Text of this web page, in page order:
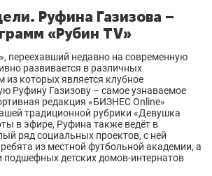
Руфина Газизова –
«Рубин TV»
переехавший недавно на современную
развивается в различных
из которых является клубное
Руфину Газизову – самое узнаваемое
редакция «БИЗНЕС Online»
традиционной рубрики «Девушка
в эфире, Руфина также ведёт в
ряд социальных проектов, с ней
из местной футбольной академии, а
подшефных детских домов-интернатов